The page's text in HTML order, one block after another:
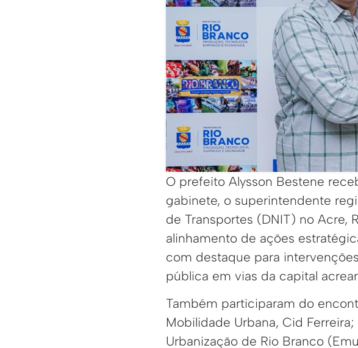
O prefeito Alysson Bestene
gabinete, o superintendente
de Transportes (DNIT) no Acre,
alinhamento de ações
com destaque para
pública em vias da capital
Também participaram do
Mobilidade Urbana, Cid
Urbanização de Rio Branco